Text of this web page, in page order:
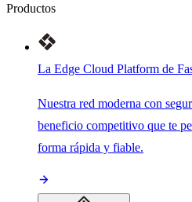
Productos
La Edge Cloud Platform de
Nuestra red moderna con
beneficio competitivo que te
forma rápida y fiable.